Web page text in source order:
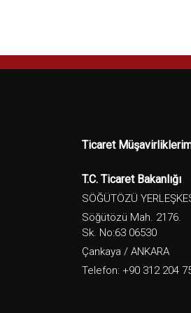
Ticaret
T.C. Ticaret Bakanlığı
SÖĞÜTÖZÜ
Söğütözü Mah. 2176.
Sk. No:63 06530
Çankaya / ANKARA
Telefon: +90 312 204